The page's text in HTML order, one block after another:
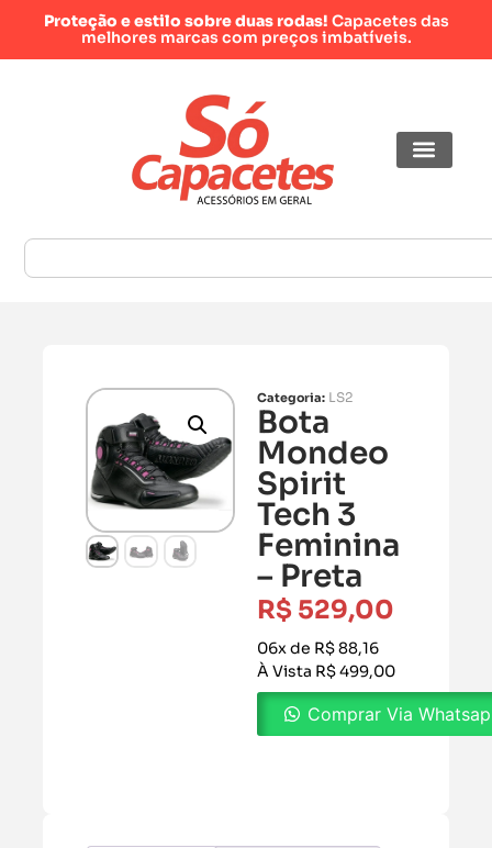
Proteção e estilo sobre duas rodas! Capacetes das
melhores marcas com preços imbatíveis.
Categoria: LS2
Bota
Mondeo
Spirit
Tech 3
Feminina
– Preta
R$ 529,00
06x de R$ 88,16
À Vista R$ 499,00
Comprar Via